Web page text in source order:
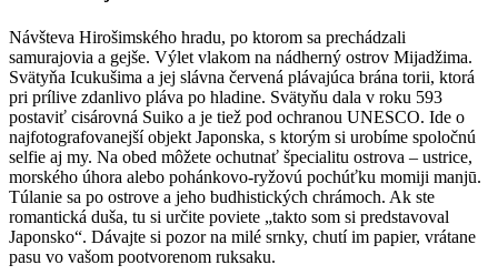
Návšteva Hirošimského hradu, po ktorom sa prechádzali
samurajovia a gejše. Výlet vlakom na nádherný ostrov Mijadžima.
Svätyňa Icukušima a jej slávna červená plávajúca brána torii, ktorá
pri prílive zdanlivo pláva po hladine. Svätyňu dala v roku 593
postaviť cisárovná Suiko a je tiež pod ochranou UNESCO. Ide o
najfotografovanejší objekt Japonska, s ktorým si urobíme spoločnú
selfie aj my. Na obed môžete ochutnať špecialitu ostrova – ustrice,
morského úhora alebo pohánkovo-ryžovú pochúťku momiji manjū.
Túlanie sa po ostrove a jeho budhistických chrámoch. Ak ste
romantická duša, tu si určite poviete „takto som si predstavoval
Japonsko“. Dávajte si pozor na milé srnky, chutí im papier, vrátane
pasu vo vašom pootvorenom ruksaku.